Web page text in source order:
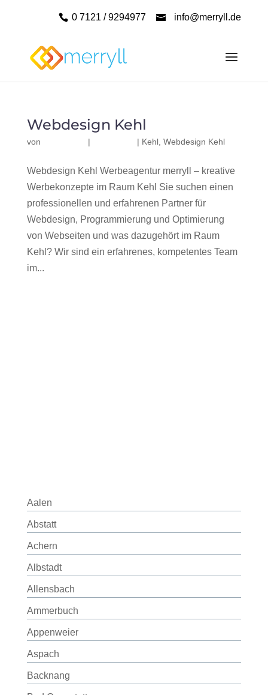
0 7121 / 9294977 info@merryll.de
Webdesign Kehl
von | | Kehl, Webdesign Kehl
Webdesign Kehl Werbeagentur merryll – kreative
Werbekonzepte im Raum Kehl Sie suchen einen
professionellen und erfahrenen Partner für
Webdesign, Programmierung und Optimierung
von Webseiten und was dazugehört im Raum
Kehl? Wir sind ein erfahrenes, kompetentes Team
im...
Aalen
Abstatt
Achern
Albstadt
Allensbach
Ammerbuch
Appenweier
Aspach
Backnang